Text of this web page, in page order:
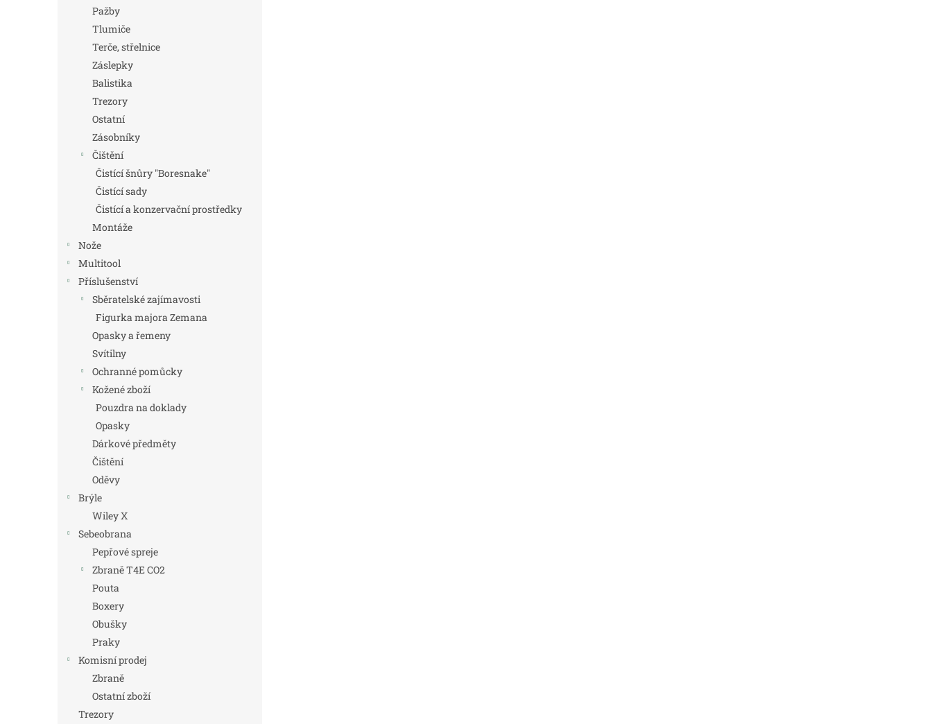
Pažby
Tlumiče
Terče, střelnice
Záslepky
Balistika
Trezory
Ostatní
Zásobníky
Čištění
Čistící šnůry "Boresnake"
Čistící sady
Čistící a konzervační prostředky
Montáže
Nože
Multitool
Příslušenství
Sběratelské zajímavosti
Figurka majora Zemana
Opasky a řemeny
Svítilny
Ochranné pomůcky
Kožené zboží
Pouzdra na doklady
Opasky
Dárkové předměty
Čištění
Oděvy
Brýle
Wiley X
Sebeobrana
Pepřové spreje
Zbraně T4E CO2
Pouta
Boxery
Obušky
Praky
Komisní prodej
Zbraně
Ostatní zboží
Trezory